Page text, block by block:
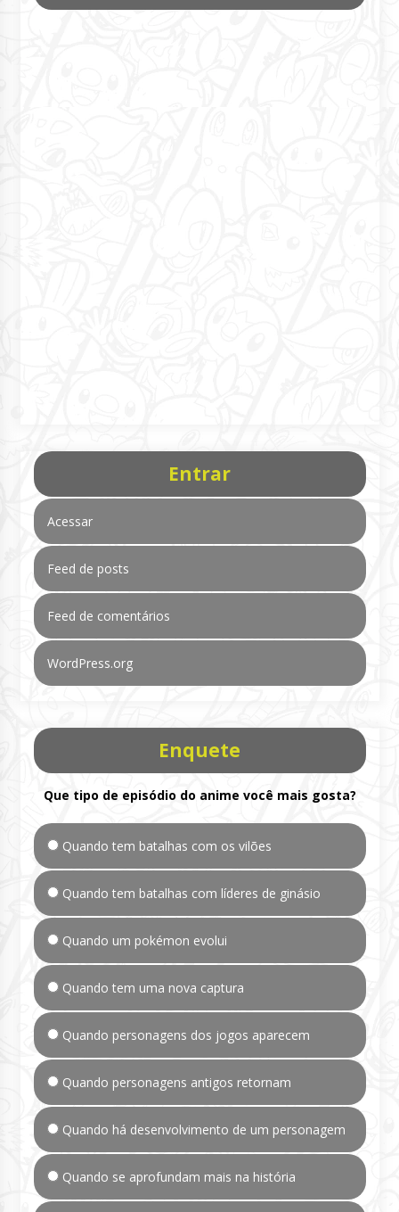
Entrar
Acessar
Feed de posts
Feed de comentários
WordPress.org
Enquete
Que tipo de episódio do anime você mais gosta?
Quando tem batalhas com os vilões
Quando tem batalhas com líderes de ginásio
Quando um pokémon evolui
Quando tem uma nova captura
Quando personagens dos jogos aparecem
Quando personagens antigos retornam
Quando há desenvolvimento de um personagem
Quando se aprofundam mais na história